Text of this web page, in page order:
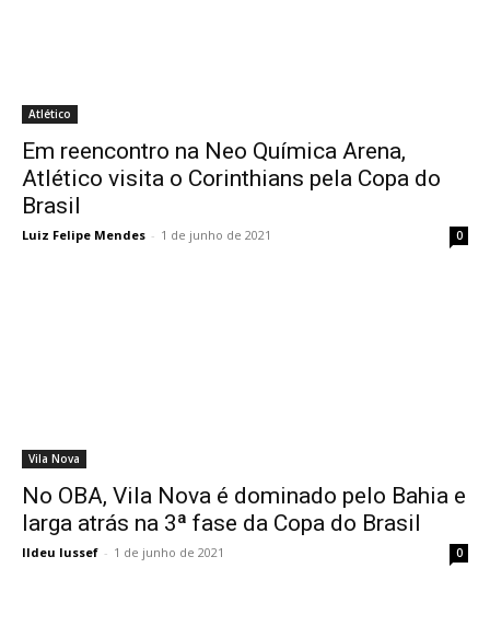
Atlético
Em reencontro na Neo Química Arena,
Atlético visita o Corinthians pela Copa do
Brasil
Luiz Felipe Mendes - 1 de junho de 2021 0
Vila Nova
No OBA, Vila Nova é dominado pelo Bahia e
larga atrás na 3ª fase da Copa do Brasil
Ildeu Iussef - 1 de junho de 2021 0